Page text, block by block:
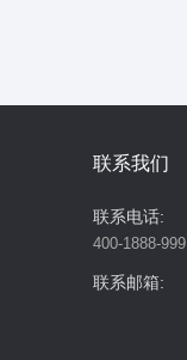
联系我们
联系电话:
400-1888-999
联系邮箱: